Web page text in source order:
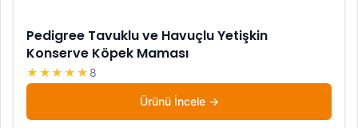
Pedigree Tavuklu ve Havuçlu Yetişkin
Konserve Köpek Maması
★★★★★ 8
Ürünü İncele